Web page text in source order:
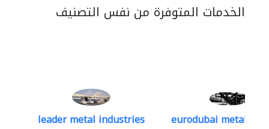
الخدمات المتوفرة من نفس التصنيف
leader metal industries eurodubai metal